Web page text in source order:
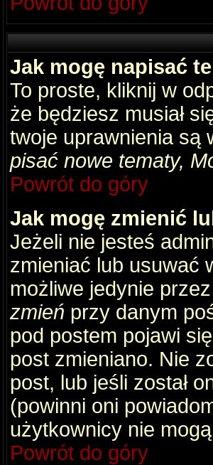
Jak mogę napisać
To proste, kliknij w
że będziesz musiał
twoje uprawnienia są
pisać nowe tematy,
Powrót do góry
Jak mogę zmienić
Jeżeli nie jesteś
zmieniać lub usuwać
możliwe jedynie
zmień przy danym
pod postem pojawi
post zmieniano. Nie
post, lub jeśli został
(powinni oni
użytkownicy nie
Powrót do góry